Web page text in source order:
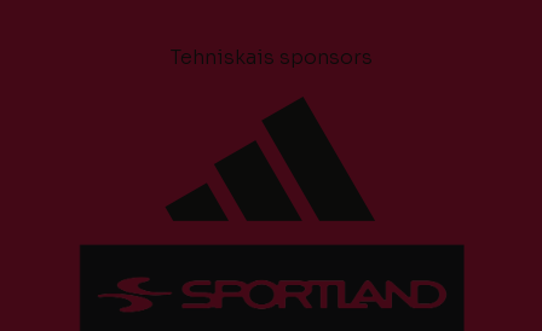
Tehniskais sponsors